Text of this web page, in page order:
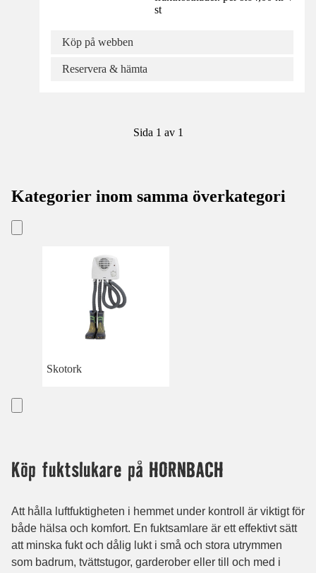
st
Köp på webben
Reservera & hämta
Sida 1 av 1
Kategorier inom samma överkategori
Skotork